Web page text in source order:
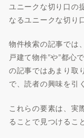
ユニークな切り口の
なるユニークな切り
物件検索の記事では
戸建て物件”や”都心
の記事ではあまり取
で、読者の興味を引
これらの要素は、実
ることで見つけるこ